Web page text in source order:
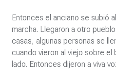
Entonces el anciano se subió
marcha. Llegaron a otro
casas, algunas personas se
cuando vieron al viejo sobre el
lado. Entonces dijeron a viva